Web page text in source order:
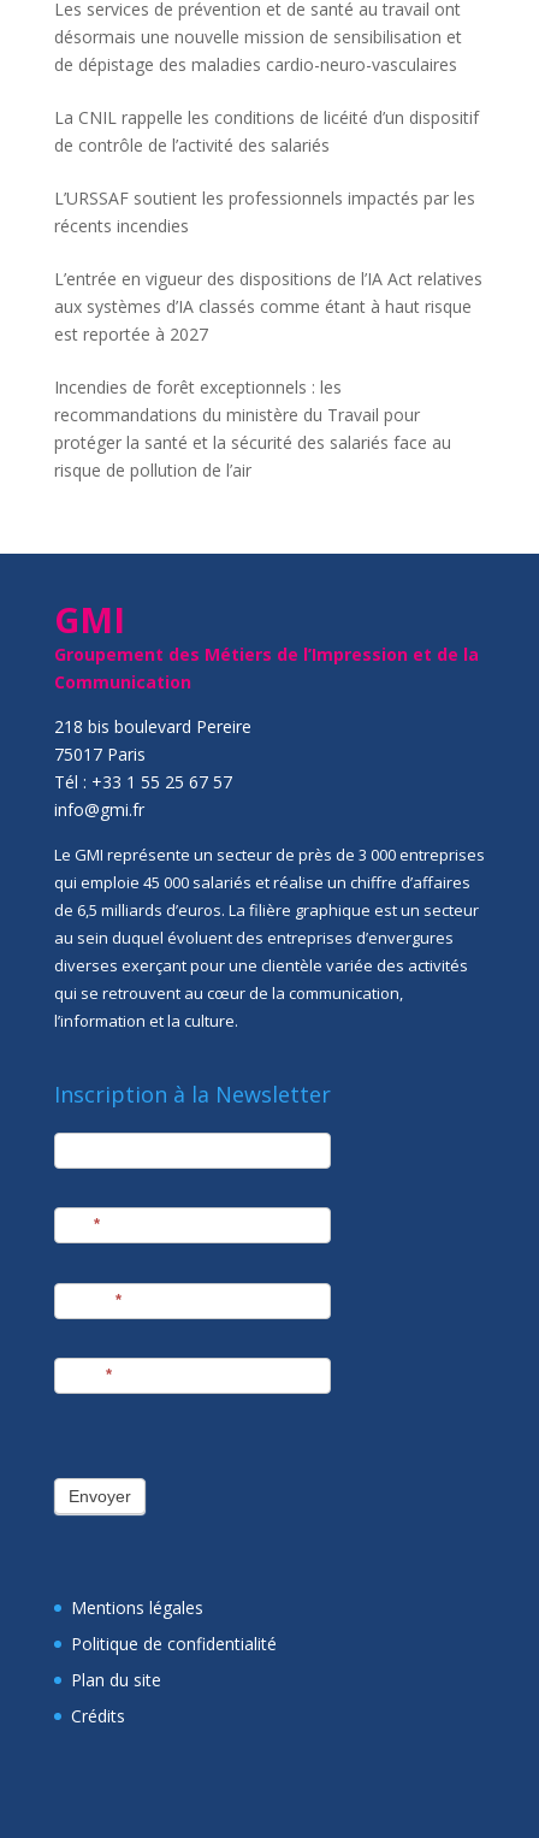
Les services de prévention et de santé au travail ont
désormais une nouvelle mission de sensibilisation et
de dépistage des maladies cardio-neuro-vasculaires
La CNIL rappelle les conditions de licéité d’un dispositif
de contrôle de l’activité des salariés
L’URSSAF soutient les professionnels impactés par les
récents incendies
L’entrée en vigueur des dispositions de l’IA Act relatives
aux systèmes d’IA classés comme étant à haut risque
est reportée à 2027
Incendies de forêt exceptionnels : les
recommandations du ministère du Travail pour
protéger la santé et la sécurité des salariés face au
risque de pollution de l’air
GMI
Groupement des Métiers de l’Impression et de la
Communication
218 bis boulevard Pereire
75017 Paris
Tél : +33 1 55 25 67 57
info@gmi.fr
Le GMI représente un secteur de près de 3 000 entreprises
qui emploie 45 000 salariés et réalise un chiffre d’affaires
de 6,5 milliards d’euros. La filière graphique est un secteur
au sein duquel évoluent des entreprises d’envergures
diverses exerçant pour une clientèle variée des activités
qui se retrouvent au cœur de la communication,
l’information et la culture.
Inscription à la Newsletter
newsletter
*
*
*
Envoyer
Mentions légales
Politique de confidentialité
Plan du site
Crédits